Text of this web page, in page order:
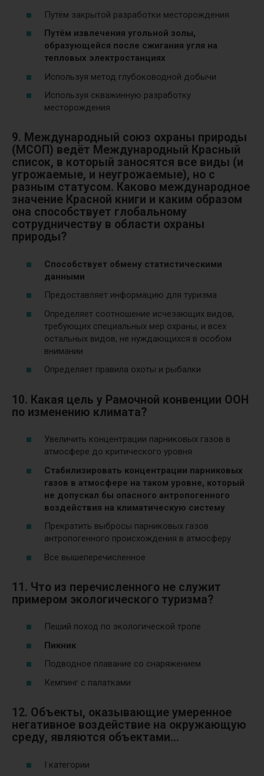
Путём закрытой разработки месторождения
Путём извлечения угольной золы,
образующейся после сжигания угля на
тепловых электростанциях
Используя метод глубоководной добычи
Используя скважинную разработку
месторождения
9. Международный союз охраны природы
(МСОП) ведёт Международный Красный
список, в который заносятся все виды (и
угрожаемые, и неугрожаемые), но с
разным статусом. Каково международное
значение Красной книги и каким образом
она способствует глобальному
сотрудничеству в области охраны
природы?
Способствует обмену статистическими
данными
Предоставляет информацию для туризма
Определяет соотношение исчезающих видов,
требующих специальных мер охраны, и всех
остальных видов, не нуждающихся в особом
внимании
Определяет правила охоты и рыбалки
10. Какая цель у Рамочной конвенции ООН
по изменению климата?
Увеличить концентрации парниковых газов в
атмосфере до критического уровня
Стабилизировать концентрации парниковых
газов в атмосфере на таком уровне, который
не допускал бы опасного антропогенного
воздействия на климатическую систему
Прекратить выбросы парниковых газов
антропогенного происхождения в атмосферу
Все вышеперечисленное
11. Что из перечисленного не служит
примером экологического туризма?
Пеший поход по экологической тропе
Пикник
Подводное плавание со снаряжением
Кемпинг с палатками
12. Объекты, оказывающие умеренное
негативное воздействие на окружающую
среду, являются объектами…
I категории